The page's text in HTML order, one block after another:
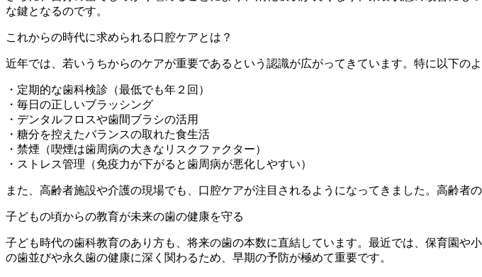
な鍵となるのです。
これからの時代に求められる口腔ケアとは？
近年では、若いうちからのケアが重要であるという認識が広がってきています。特に以下の
・定期的な歯科検診（最低でも年２回）
・毎日の正しいブラッシング
・デンタルフロスや歯間ブラシの活用
・糖分を控えたバランスの取れた食生活
・禁煙（喫煙は歯周病の大きなリスクファクター）
・ストレス管理（免疫力が下がると歯周病が悪化しやすい）
また、高齢者施設や介護の現場でも、口腔ケアが注目されるようになってきました。高齢者
子どもの頃からの教育が未来の歯の健康を守る
子ども時代の歯科教育のあり方も、将来の歯の本数に直結しています。最近では、保育園
の歯並びや永久歯の健康に深く関わるため、早期の予防が極めて重要です。